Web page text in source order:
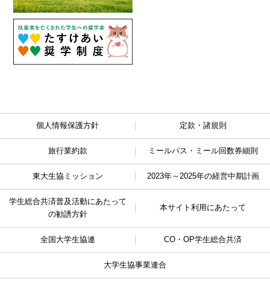
個人情報保護方針 定款・諸規則
旅行業約款 ミールパス・ミール回数券細則
東大生協ミッション 2023年～2025年の経営中期計画
学生総合共済普及活動にあたって
の勧誘方針
本サイト利用にあたって
全国大学生協連 CO・OP学生総合共済
大学生協事業連合